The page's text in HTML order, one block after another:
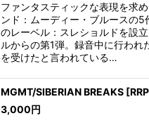
ファンタスティックな表現を求
ンド：ムーディー・ブルースの5
のレーベル：スレショルドを設
ルからの第1弾。録音中に行われ
を受けたと言われている…
MGMT/SIBERIAN BREAKS [
3,000 円